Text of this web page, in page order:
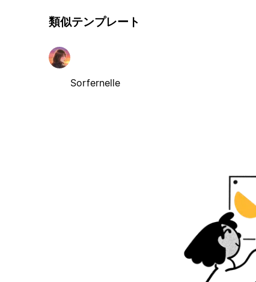
類似テンプレート
Sorfernelle